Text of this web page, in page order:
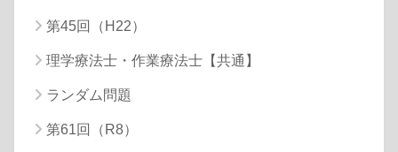
第45回（H22）
理学療法士・作業療法士【共通】
ランダム問題
第61回（R8）